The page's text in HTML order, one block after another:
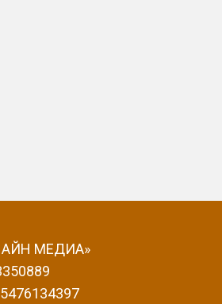
МЕДИА»